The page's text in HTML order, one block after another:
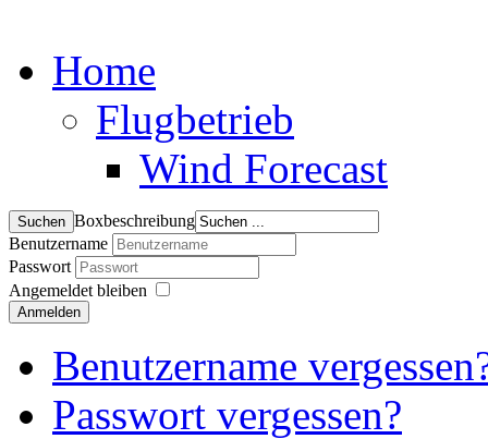
Home
Flugbetrieb
Wind Forecast
Boxbeschreibung
Benutzername
Passwort
Angemeldet bleiben
Anmelden
Benutzername
Passwort vergessen?